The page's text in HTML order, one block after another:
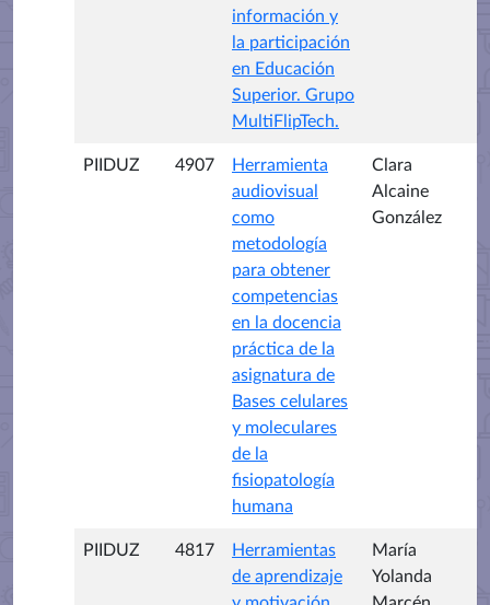
información y
la participación
en Educación
Superior. Grupo
MultiFlipTech.
PIIDUZ 4907
Herramienta
audiovisual
como
metodología
para obtener
competencias
en la docencia
práctica de la
asignatura de
Bases celulares
y moleculares
de la
fisiopatología
humana
Clara
Alcaine
González
PIIDUZ 4817
Herramientas
de aprendizaje
María
Yolanda